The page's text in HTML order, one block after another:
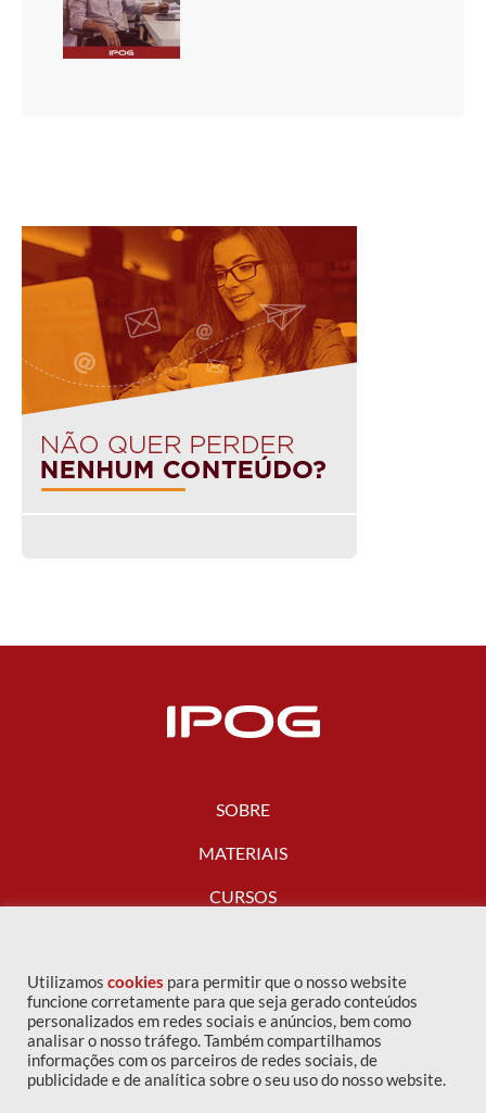
SOBRE
MATERIAIS
CURSOS
FALE CONOSCO
Utilizamos cookies para permitir que o nosso website
funcione corretamente para que seja gerado conteúdos
personalizados em redes sociais e anúncios, bem como
analisar o nosso tráfego. Também compartilhamos
informações com os parceiros de redes sociais, de
publicidade e de analítica sobre o seu uso do nosso website.